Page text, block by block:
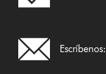
Escríbenos: